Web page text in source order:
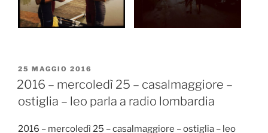
PUBBLICATO
IL
25 MAGGIO 2016
2016 – mercoledì 25 – casalmaggiore –
ostiglia – leo parla a radio lombardia
2016 – mercoledì 25 – casalmaggiore – ostiglia – leo